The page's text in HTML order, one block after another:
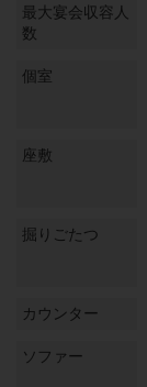
最大宴会収容人
数
個室
座敷
掘りごたつ
カウンター
ソファー